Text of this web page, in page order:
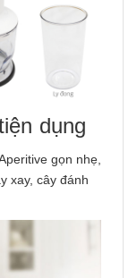
dụng
gọn nhẹ,
xay, cây đánh